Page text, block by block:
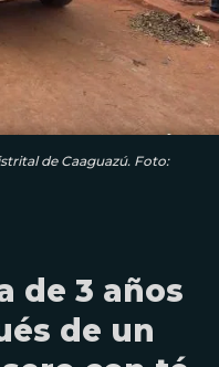
de Caaguazú. Foto:
de 3 años
de un